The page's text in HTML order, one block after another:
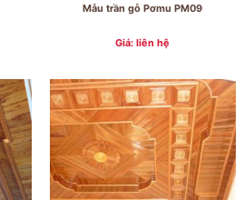
Mẫu trần gỗ Pơmu PM09
Giá: liên hệ